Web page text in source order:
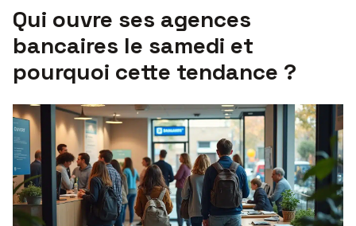
Qui ouvre ses agences
bancaires le samedi et
pourquoi cette tendance ?